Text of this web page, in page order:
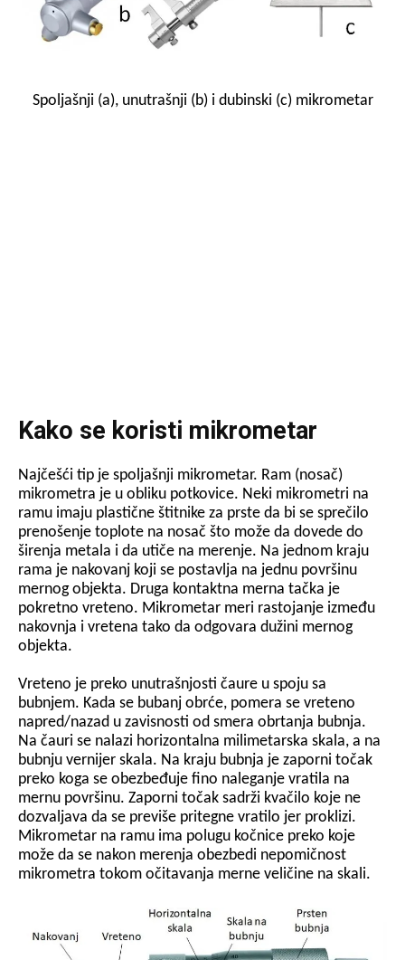
Spoljašnji (a), unutrašnji (b) i dubinski (c) mikrometar
Kako se koristi mikrometar
Najčešći tip je spoljašnji mikrometar. Ram (nosač)
mikrometra je u obliku potkovice. Neki mikrometri na
ramu imaju plastične štitnike za prste da bi se sprečilo
prenošenje toplote na nosač što može da dovede do
širenja metala i da utiče na merenje. Na jednom kraju
rama je nakovanj koji se postavlja na jednu površinu
mernog objekta. Druga kontaktna merna tačka je
pokretno vreteno. Mikrometar meri rastojanje između
nakovnja i vretena tako da odgovara dužini mernog
objekta.
Vreteno je preko unutrašnjosti čaure u spoju sa
bubnjem. Kada se bubanj obrće, pomera se vreteno
napred/nazad u zavisnosti od smera obrtanja bubnja.
Na čauri se nalazi horizontalna milimetarska skala, a na
bubnju vernijer skala. Na kraju bubnja je zaporni točak
preko koga se obezbeđuje fino naleganje vratila na
mernu površinu. Zaporni točak sadrži kvačilo koje ne
dozvaljava da se previše pritegne vratilo jer proklizi.
Mikrometar na ramu ima polugu kočnice preko koje
može da se nakon merenja obezbedi nepomičnost
mikrometra tokom očitavanja merne veličine na skali.